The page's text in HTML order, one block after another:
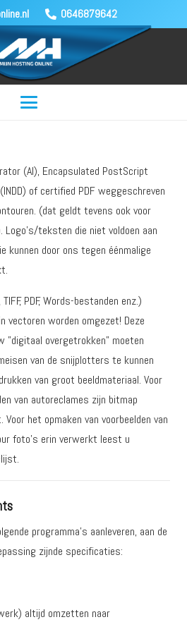
0646879642
(AI), Encapsulated PostScript
of certified PDF weggeschreven
(dat geldt tevens ook voor
Logo’s/teksten die niet voldoen aan
kunnen door ons tegen éénmalige
PDF, Words-bestanden enz.)
vectoren worden omgezet! Deze
”digitaal overgetrokken” moeten
van de snijplotters te kunnen
van groot beeldmateriaal. Voor
van autoreclames zijn bitmap
het opmaken van voorbeelden van
foto’s erin verwerkt leest u
programma’s aanleveren, aan de
zijnde specificaties:
altijd omzetten naar